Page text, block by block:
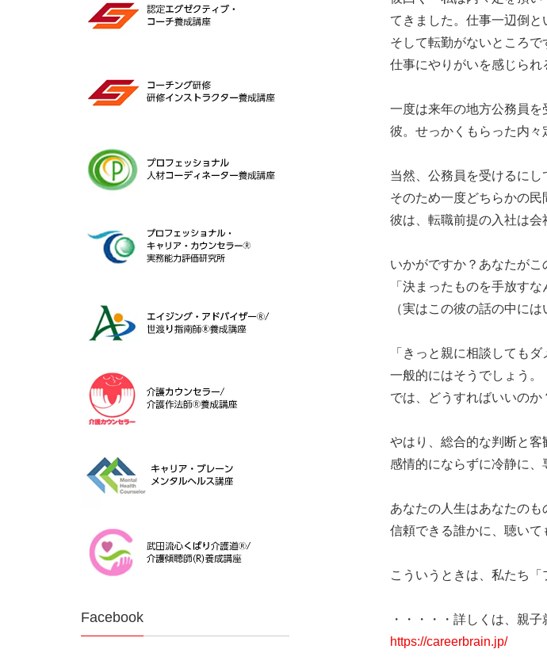
てきました。仕事一辺倒と
そして転勤がないところで
仕事にやりがいを感じられ
一度は来年の地方公務員
彼。せっかくもらった内々
当然、公務員を受けるにし
そのため一度どちらかの民
彼は、転職前提の入社は会
いかがですか？あなたが
「決まったものを手放す
（実はこの彼の話の中に
「きっと親に相談しても
一般的にはそうでしょう。
では、どうすればいいのか
やはり、総合的な判断と客
感情的にならずに冷静に、
あなたの人生はあなたのも
信頼できる誰かに、聴いて
こういうときは、私たち
・・・・・詳しくは、親
https://careerbrain.jp/
Facebook